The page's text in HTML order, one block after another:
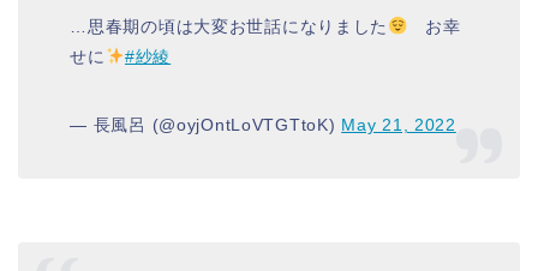
…思春期の頃は大変お世話になりました
お幸
せに
#紗綾
— 長風呂 (@oyjOntLoVTGTtoK) May 21, 2022